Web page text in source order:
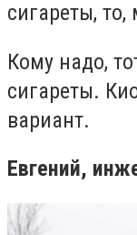
сигареты,
Кому надо,
сигареты.
вариант.
Евгений,